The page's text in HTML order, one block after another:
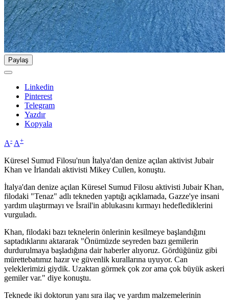
Paylaş
Linkedin
Pinterest
Telegram
Yazdır
Kopyala
A- A+
Küresel Sumud Filosu'nun İtalya'dan denize açılan aktivist Jubair
Khan ve İrlandalı aktivisti Mikey Cullen, konuştu.
İtalya'dan denize açılan Küresel Sumud Filosu aktivisti Jubair Khan,
filodaki "Tenaz" adlı tekneden yaptığı açıklamada, Gazze'ye insani
yardım ulaştırmayı ve İsrail'in ablukasını kırmayı hedeflediklerini
vurguladı.
Khan, filodaki bazı teknelerin önlerinin kesilmeye başlandığını
saptadıklarını aktararak "Önümüzde seyreden bazı gemilerin
durdurulmaya başladığına dair haberler alıyoruz. Gördüğünüz gibi
mürettebatımız hazır ve güvenlik kurallarına uyuyor. Can
yeleklerimizi giydik. Uzaktan görmek çok zor ama çok büyük askeri
gemiler var." diye konuştu.
Teknede iki doktorun yanı sıra ilaç ve yardım malzemelerinin